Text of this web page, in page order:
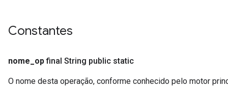
Constantes
nome op final String public static
O nome desta operação, conforme conhecido pelo motor